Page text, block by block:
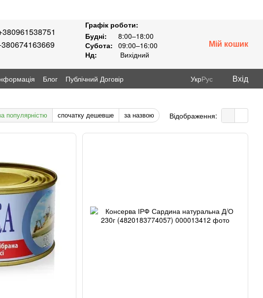
Графік роботи:
Будні:
8:00–18:00
Субота: 09:00–16:00
Нд:
Вихідний
Мій кошик
Блог
Публічний Договір
УкрРус Вхід
популярністю спочатку дешевше за назвою Відображення: